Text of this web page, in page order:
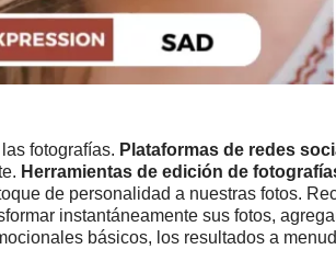
fotografías. Plataformas de redes
Herramientas de edición de
de personalidad a nuestras fotos.
instantáneamente sus fotos,
básicos, los resultados a